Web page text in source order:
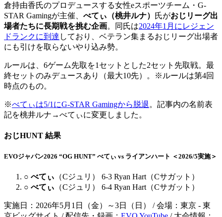
倉持由香氏のプロデュースする女性eスポーツチーム・G-
STAR Gamingが主催、 べてぃ（桃井ルナ） 氏がおじリーグ出
場者たちに長期戦を挑む企画。同氏は2024年1月にレジェン
ドランクに到達 しており、ベテラン集まるおじリーグ出場者
にも引けを取らないやり込み勢。
ルールは、6ゲーム先取を1セットとした2セット先取戦。最
終セットのみデュースあり（最大10先）。※ルールは第4回
時点のもの。
※べてぃは5/1にG-STAR Gamingから脱退 。記事内の名前表
記を桃井ルナ→べてぃに変更しました。
おじHUNT 結果
EVOジャパン2026 “OG HUNT” べてぃ vs ライアンハート ＜2026/5実施＞
○ べてぃ （Cジュリ） 6-3 Ryan Hart（Cサガット）
○ べてぃ （Cジュリ） 6-4 Ryan Hart（Cサガット）
実施日：2026年5月1日（金）～3日（日） / 会場：東京 - 東